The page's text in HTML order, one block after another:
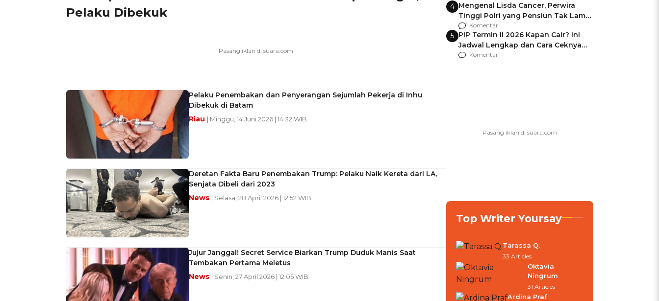
Pelaku Dibekuk
Pelaku Penembakan dan Penyerangan Sejumlah Pekerja di Inhu
Dibekuk di Batam
Riau | Minggu, 14 Juni 2026 | 14:32 WIB
Deretan Fakta Baru Penembakan Trump: Pelaku Naik Kereta dari LA,
Senjata Dibeli dari 2023
News | Selasa, 28 April 2026 | 12:52 WIB
Jujur Janggal! Secret Service Biarkan Trump Duduk Manis Saat
Tembakan Pertama Meletus
News | Senin, 27 April 2026 | 12:05 WIB
4 Mengenal Lisda Cancer, Perwira
Tinggi Polri yang Pensiun Tak Lama
Usai Jadi Brigjen
1 Komentar
5 PIP Termin II 2026 Kapan Cair? Ini
Jadwal Lengkap dan Cara Ceknya
agar Dana Tidak Hangus!
1 Komentar
Top Writer Yoursay
Tarassa Q.
33 Articles
Oktavia
Ningrum
31 Articles
Ardina Praf